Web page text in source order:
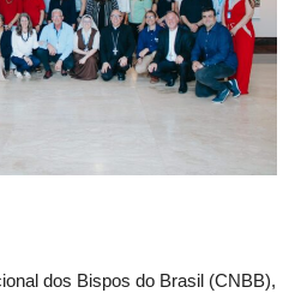
dos Bispos do Brasil (CNBB),